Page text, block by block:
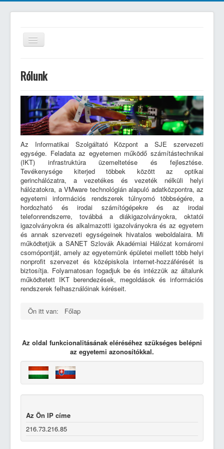
Navigáció
váltása
Informatikai Szolgáltató Központ
Rólunk
Munkatársak
Információs rendszerek
Az ügyintézés szabályai
Új ticket nyitása
Felhasználói útmutatók
EDUROAM
ISIC
Minőségbiztosítás
Rólunk
Az Informatikai Szolgáltató Központ a SJE szervezeti
egysége. Feladata az egyetemen működő számítástechnikai
(IKT) infrastruktúra üzemeltetése és fejlesztése.
Tevékenysége kiterjed többek között az optikai
gerinchálózatra, a vezetékes és vezeték nélküli helyi
hálózatokra, a VMware technológián alapuló adatközpontra, az
egyetemi információs rendszerek túlnyomó többségére, a
hordozható és irodai számítógépekre és az irodai
telefonrendszerre, továbbá a diákigazolványokra, oktatói
igazolványokra és alkalmazotti igazolványokra és az egyetem
és annak szervezeti egységeinek hivatalos weboldalaira. Mi
működtetjük a SANET Szlovák Akadémiai Hálózat komáromi
csomópontját, amely az egyetemünk épületei mellett több helyi
nonprofit szervezet és középiskola internet-hozzáférését is
biztosítja. Folyamatosan fogadjuk be és intézzük az általunk
működtetett IKT berendezések, megoldások és információs
rendszerek felhasználóinak kéréseit.
Ön itt van: Főlap
Az oldal funkcionalitásának eléréséhez szükséges belépni
az egyetemi azonosítókkal.
Az Ön IP címe
216.73.216.85